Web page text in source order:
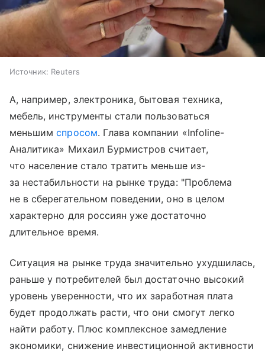
Источник: Reuters
А, например, электроника, бытовая техника,
мебель, инструменты стали пользоваться
меньшимспросом. Глава компании «Infoline-
Аналитика» Михаил Бурмистров считает,
что население стало тратить меньше из-
за нестабильности на рынке труда: "Проблема
не в сберегательном поведении, оно в целом
характерно для россиян уже достаточно
длительное время.
Ситуация на рынке труда значительно ухудшилась,
раньше у потребителей был достаточно высокий
уровень уверенности, что их заработная плата
будет продолжать расти, что они смогут легко
найти работу. Плюс комплексное замедление
экономики, снижение инвестиционной активности